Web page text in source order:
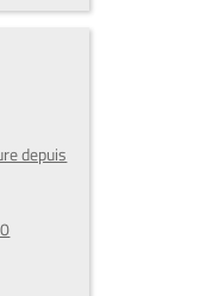
depuis